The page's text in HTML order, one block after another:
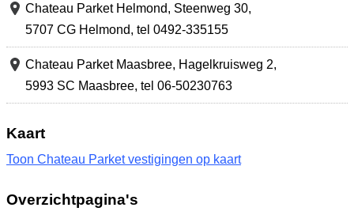
Chateau Parket Helmond, Steenweg 30,
5707 CG Helmond, tel 0492-335155
Chateau Parket Maasbree, Hagelkruisweg 2,
5993 SC Maasbree, tel 06-50230763
Kaart
Toon Chateau Parket vestigingen op kaart
Overzichtpagina's